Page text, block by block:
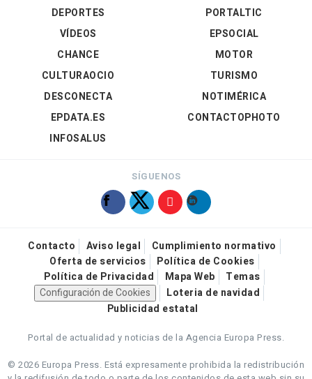
DEPORTES
VÍDEOS
PORTALTIC
EPSOCIAL
CHANCE
CULTURAOCIO
DESCONECTA
EPDATA.ES
INFOSALUS
MOTOR
TURISMO
NOTIMÉRICA
CONTACTOPHOTO
SÍGUENOS
Contacto Aviso legal
Cumplimiento normativo
Oferta de servicios
Política de Cookies
Política de Privacidad
Mapa Web
Temas
Configuración de Cookies
Loteria de navidad
Publicidad estatal
Portal de actualidad y noticias de la Agencia Europa Press.
© 2026 Europa Press. Está expresamente prohibida la redistribución